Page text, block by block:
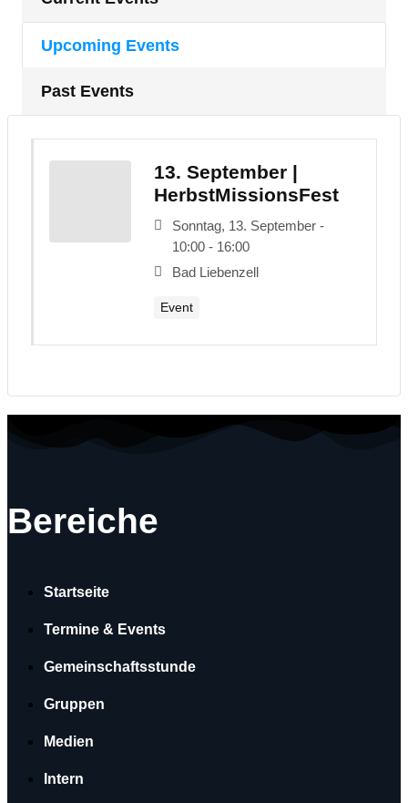
Upcoming Events
Past Events
13. September |
HerbstMissionsFest
Sonntag, 13. September -
10:00 - 16:00
Bad Liebenzell
Event
Bereiche
Startseite
Termine & Events
Gemeinschaftsstunde
Gruppen
Medien
Intern